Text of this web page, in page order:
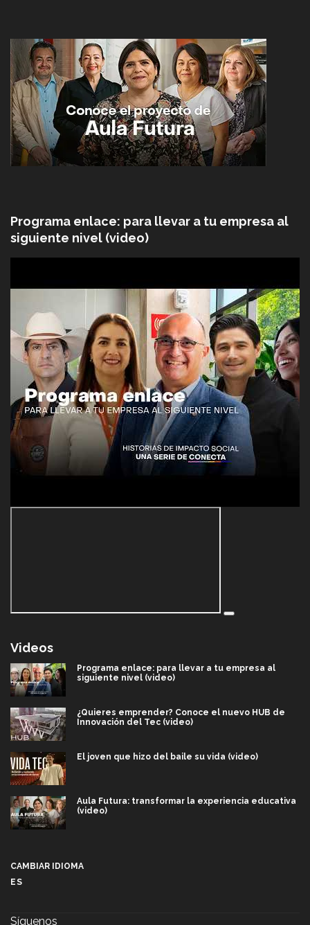
Programa enlace: para llevar a tu empresa al
siguiente nivel (video)
Videos
Programa enlace: para llevar a tu empresa al
siguiente nivel (video)
¿Quieres emprender? Conoce el nuevo HUB de
Innovación del Tec (video)
El joven que hizo del baile su vida (video)
Aula Futura: transformar la experiencia educativa
(video)
CAMBIAR IDIOMA
ES
Síguenos